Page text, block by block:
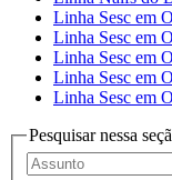
Linha Sesc em
Linha Sesc em
Linha Sesc em
Linha Sesc em
Linha Sesc em
Pesquisar nessa